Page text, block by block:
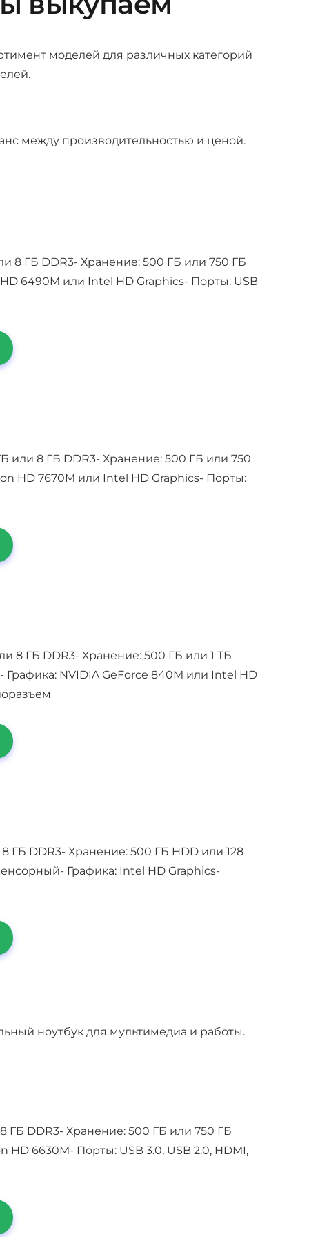
моделей для различных категорий
между производительностью и ценой.
8 ГБ DDR3- Хранение: 500 ГБ или 750 ГБ
6490M или Intel HD Graphics- Порты: USB
или 8 ГБ DDR3- Хранение: 500 ГБ или 750
HD 7670M или Intel HD Graphics- Порты:
8 ГБ DDR3- Хранение: 500 ГБ или 1 ТБ
Графика: NVIDIA GeForce 840M или Intel HD
ГБ DDR3- Хранение: 500 ГБ HDD или 128
Графика: Intel HD Graphics-
ноутбук для мультимедиа и работы.
ГБ DDR3- Хранение: 500 ГБ или 750 ГБ
6630M- Порты: USB 3.0, USB 2.0, HDMI,